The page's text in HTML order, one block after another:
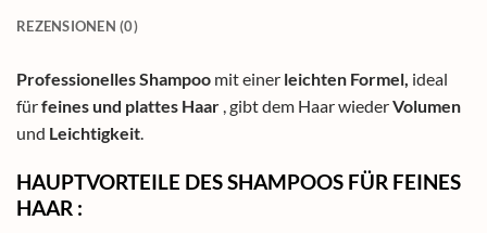
REZENSIONEN (0)
Professionelles Shampoo mit einer leichten Formel, ideal
fürfeines und plattes Haar , gibt dem Haar wiederVolumen
und Leichtigkeit.
HAUPTVORTEILE DES SHAMPOOS FÜR FEINES
HAAR :